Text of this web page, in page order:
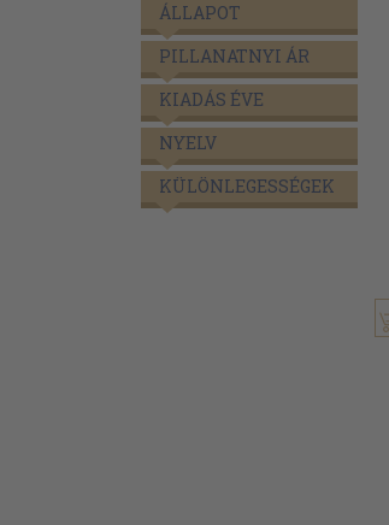
ÁLLAPOT
PILLANATNYI ÁR
KIADÁS ÉVE
NYELV
KÜLÖNLEGESSÉGEK